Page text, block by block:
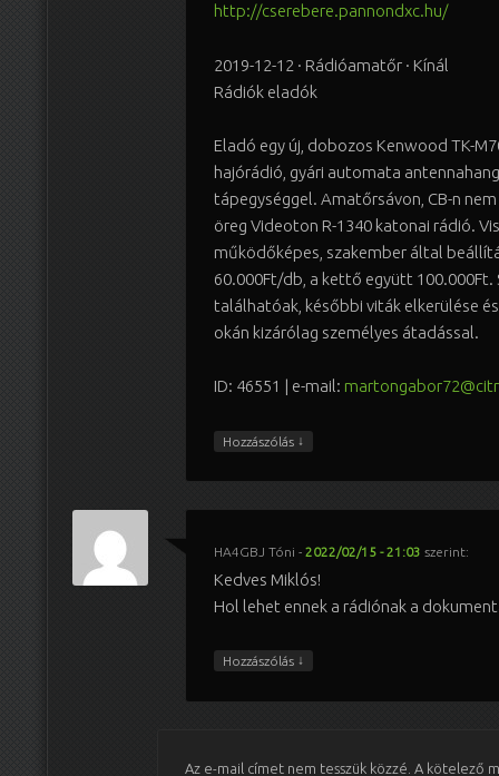
http://cserebere.pannondxc.hu/
2019-12-12 · Rádióamatőr · Kínál
Rádiók eladók
Eladó egy új, dobozos Kenwood TK-
hajórádió, gyári automata
tápegységgel. Amatőrsávon, CB-n
öreg Videoton R-1340 katonai rádió.
működőképes, szakember által
60.000Ft/db, a kettő együtt 100.000Ft.
találhatóak, későbbi viták elkerülése
okán kizárólag személyes átadással.
ID: 46551 | e-mail:
Hozzászólás ↓
HA4GBJ Tóni - 2022/02/15 - 21:03 szerint:
Kedves Miklós!
Hol lehet ennek a rádiónak a
Hozzászólás ↓
Az e-mail címet nem tesszük közzé. A kötelező